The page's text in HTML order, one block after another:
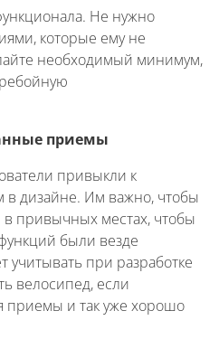
Не нужно
которые ему не
необходимый минимум,
приемы
привыкли к
дизайне. Им важно, чтобы
привычных местах, чтобы
были везде
учитывать при разработке
велосипед, если
приемы и так уже хорошо